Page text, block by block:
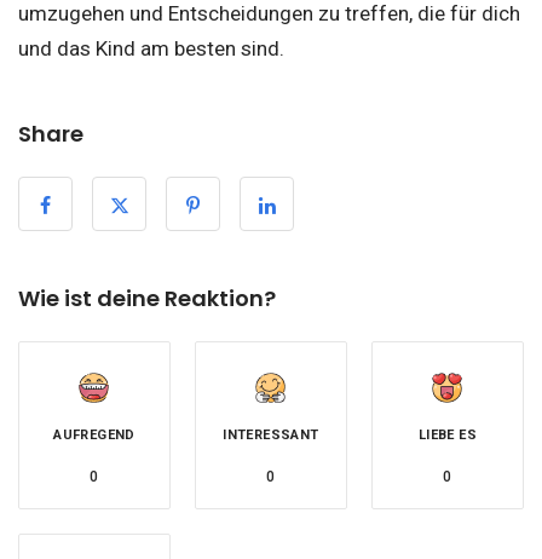
umzugehen und Entscheidungen zu treffen, die für dich
und das Kind am besten sind.
Share
Wie ist deine Reaktion?
AUFREGEND
0
INTERESSANT
0
LIEBE ES
0